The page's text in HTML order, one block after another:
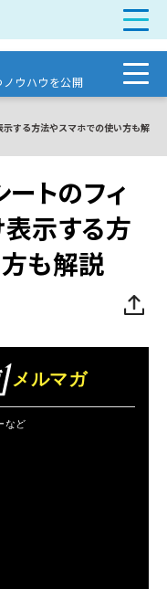
ウハウを公開
する方法やスマホでの使い方も解
トのフィ
示する方
も解説
メルマガ
など